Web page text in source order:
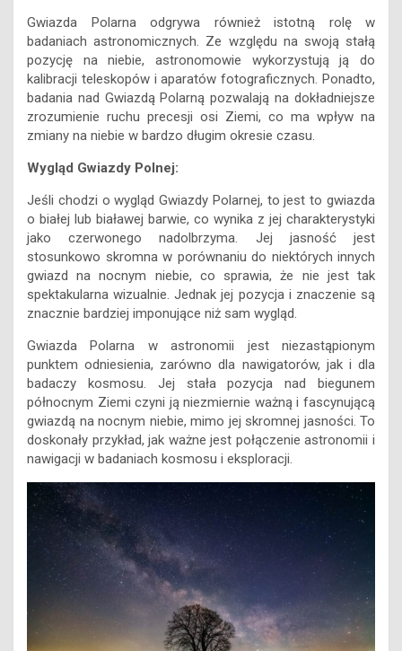
Gwiazda Polarna odgrywa również istotną rolę w
badaniach astronomicznych. Ze względu na swoją stałą
pozycję na niebie, astronomowie wykorzystują ją do
kalibracji teleskopów i aparatów fotograficznych. Ponadto,
badania nad Gwiazdą Polarną pozwalają na dokładniejsze
zrozumienie ruchu precesji osi Ziemi, co ma wpływ na
zmiany na niebie w bardzo długim okresie czasu.
Wygląd Gwiazdy Polnej:
Jeśli chodzi o wygląd Gwiazdy Polarnej, to jest to gwiazda
o białej lub białawej barwie, co wynika z jej charakterystyki
jako czerwonego nadolbrzyma. Jej jasność jest
stosunkowo skromna w porównaniu do niektórych innych
gwiazd na nocnym niebie, co sprawia, że nie jest tak
spektakularna wizualnie. Jednak jej pozycja i znaczenie są
znacznie bardziej imponujące niż sam wygląd.
Gwiazda Polarna w astronomii jest niezastąpionym
punktem odniesienia, zarówno dla nawigatorów, jak i dla
badaczy kosmosu. Jej stała pozycja nad biegunem
północnym Ziemi czyni ją niezmiernie ważną i fascynującą
gwiazdą na nocnym niebie, mimo jej skromnej jasności. To
doskonały przykład, jak ważne jest połączenie astronomii i
nawigacji w badaniach kosmosu i eksploracji.